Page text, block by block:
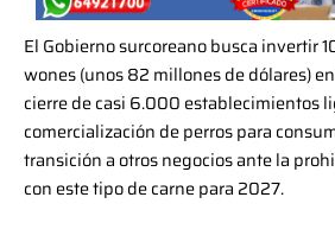
El Gobierno surcoreano busca invertir
wones (unos 82 millones de dólares)
cierre de casi 6.000 establecimientos
comercialización de perros para
transición a otros negocios ante la
con este tipo de carne para 2027.